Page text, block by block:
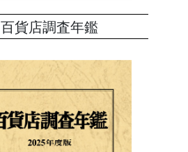
百貨店調査年鑑